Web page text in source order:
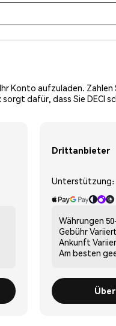
Konto aufzuladen.
dafür, dass Sie DECI
Drittanbieter
Unterstützung:
Währungen
GebührVariiert
Ankunft
Am besten